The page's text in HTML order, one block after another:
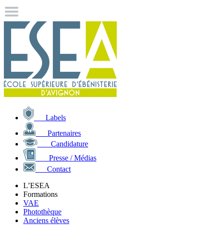
Labels
Partenaires
Candidature
Presse / Médias
Contact
L’ESEA
Formations
VAE
Photothèque
Anciens élèves